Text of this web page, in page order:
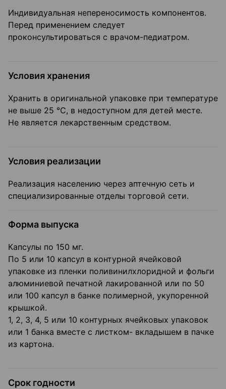
Индивидуальная непереносимость компонентов.
Перед применением следует
проконсультироваться с врачом-педиатром.
Условия хранения
Хранить в оригинальной упаковке при температуре
не выше 25 °С, в недоступном для детей месте.
Не является лекарственным средством.
Условия реализации
Реализация населению через аптечную сеть и
специализированные отделы торговой сети.
Форма выпуска
Капсулы по 150 мг.
По 5 или 10 капсул в контурной ячейковой
упаковке из пленки поливинилхлоридной и фольги
алюминиевой печатной лакированной или по 50
или 100 капсул в банке полимерной, укупоренной
крышкой.
1, 2, 3, 4, 5 или 10 контурных ячейковых упаковок
или 1 банка вместе с листком- вкладышем в пачке
из картона.
Срок годности